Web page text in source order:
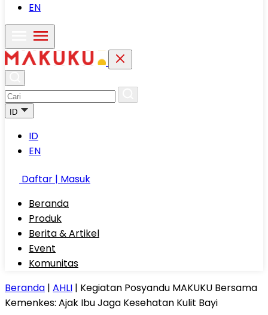
EN
ID
ID
EN
Daftar | Masuk
Beranda
Produk
Berita & Artikel
Event
Komunitas
Beranda | AHLI | Kegiatan Posyandu MAKUKU Bersama
Kemenkes: Ajak Ibu Jaga Kesehatan Kulit Bayi